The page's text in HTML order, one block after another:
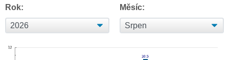
Rok: Měsíc: